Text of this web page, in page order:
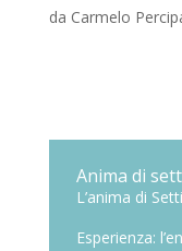
da Carmelo
Anima di
L’anima di
Esperienza: